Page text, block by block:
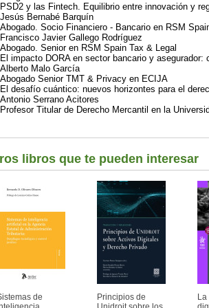
PSD2 y las Fintech. Equilibrio entre innovación y
Jesús Bernabé Barquín
Abogado. Socio Financiero - Bancario en RSM
Francisco Javier Gallego Rodríguez
Abogado. Senior en RSM Spain Tax & Legal
El impacto DORA en sector bancario y
Alberto Malo García
Abogado Senior TMT & Privacy en ECIJA
El desafío cuántico: nuevos horizontes para el
Antonio Serrano Acitores
Profesor Titular de Derecho Mercantil en la
libros que te pueden interesar
de
Principios de